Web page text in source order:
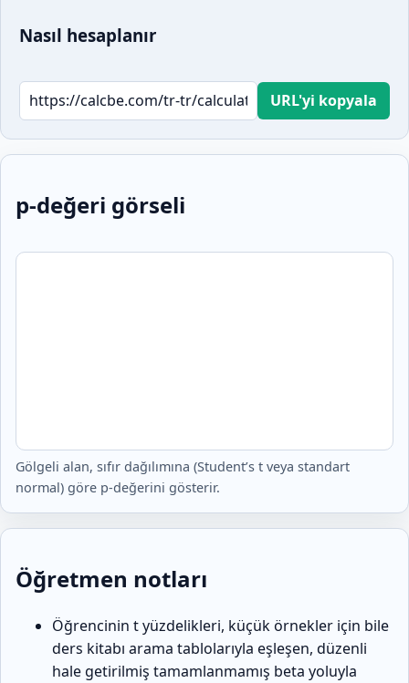
Nasıl hesaplanır
URL'yi kopyala
p-değeri görseli
Gölgeli alan, sıfır dağılımına (Student’s t veya standart
normal) göre p-değerini gösterir.
Öğretmen notları
Öğrencinin t yüzdelikleri, küçük örnekler için bile
ders kitabı arama tablolarıyla eşleşen, düzenli
hale getirilmiş tamamlanmamış beta yoluyla